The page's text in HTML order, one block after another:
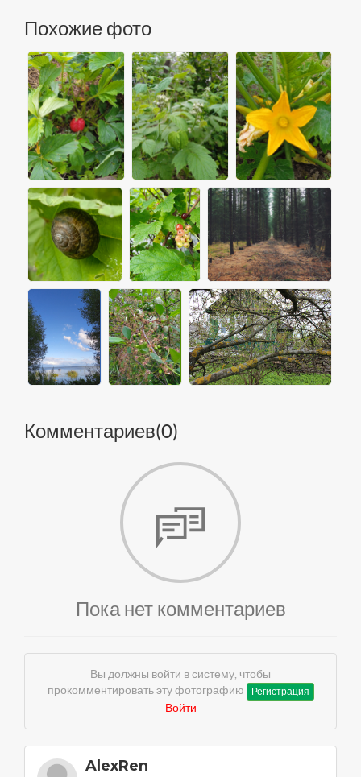
Похожие фото
Комментариев(0)
Пока нет комментариев
Вы должны войти в систему, чтобы
прокомментировать эту фотографию
Регистрация
Войти
AlexRen